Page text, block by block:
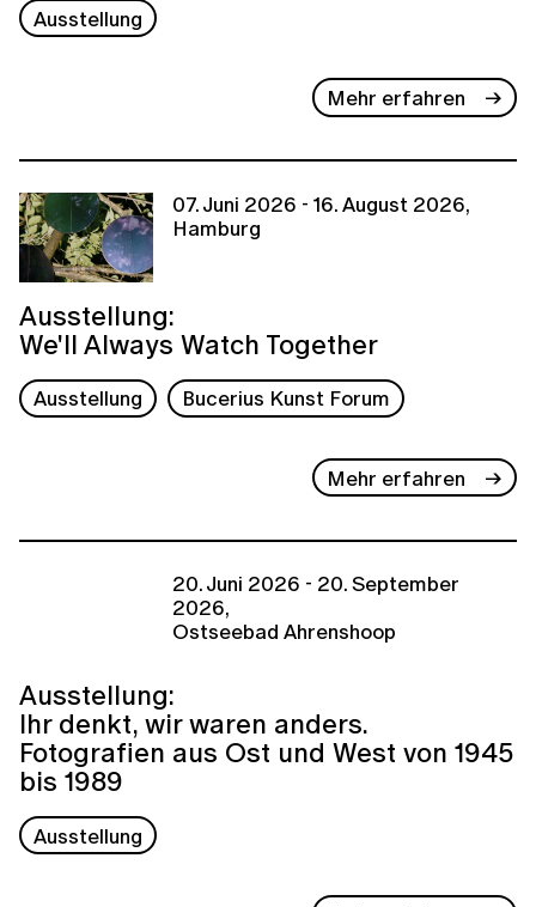
Ausstellung
Mehr erfahren
07. Juni 2026 - 16. August 2026,
Hamburg
Ausstellung:
We'll Always Watch Together
Ausstellung Bucerius Kunst Forum
Mehr erfahren
20. Juni 2026 - 20. September
2026,
Ostseebad Ahrenshoop
Ausstellung:
Ihr denkt, wir waren anders.
Fotografien aus Ost und West von 1945
bis 1989
Ausstellung